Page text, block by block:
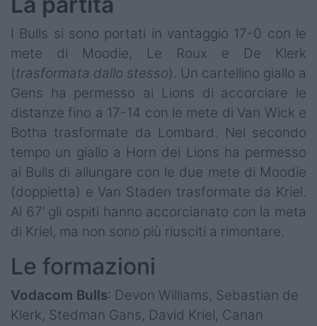
I Bulls si sono portati in vantaggio 17-0 con le
mete di Moodie, Le Roux e De Klerk
(trasformata dallo stesso). Un cartellino giallo a
Gens ha permesso ai Lions di accorciare le
distanze fino a 17-14 con le mete di Van Wick e
Botha trasformate da Lombard. Nel secondo
tempo un giallo a Horn dei Lions ha permesso
ai Bulls di allungare con le due mete di Moodie
(doppietta) e Van Staden trasformate da Kriel.
Al 67’ gli ospiti hanno accorcianato con la meta
di Kriel, ma non sono più riusciti a rimontare.
Le formazioni
Vodacom Bulls: Devon Williams, Sebastian de
Klerk, Stedman Gans, David Kriel, Canan